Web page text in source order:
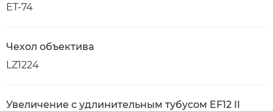
ET-74
Чехол объектива
LZ1224
Увеличение с удлинительным тубусом EF12 II